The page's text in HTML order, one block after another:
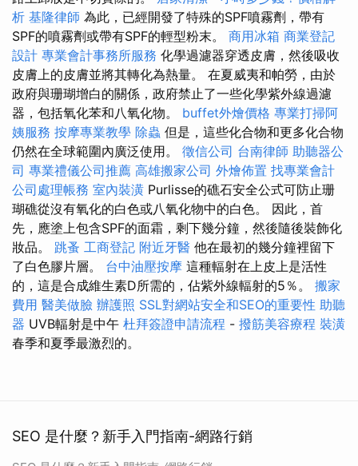
析 基隆律師 為此，已經開發了特殊的SPF噴霧劑，帶有
SPF的噴霧劑或帶有SPF的輕型粉末。 商用冰箱 商業登記
設計 專業會計事務所服務 化學過濾器穿透皮膚，然後吸收
皮膚上的皮膚並將其轉化為熱量。 在夏威夷和帕勞，由於
政府與珊瑚增白的關係，政府禁止了一些化學紫外線過濾
器，包括氧化苯和八氧化物。 buffet外燴價格 專業打掃阿
姨服務 按摩專業教學 除蟲 但是，這些化合物和更多化合物
仍然在全球範圍內廣泛使用。 徵信公司 台南律師 助聽器公
司 專業禮儀公司推薦 高雄搬家公司 外燴佈置 找專業會計
公司處理帳務 室內裝潢 Purlisse的礁石安全公式可防止珊
瑚礁從沒有氧化的白色或八氧化物中的白色。 因此，首
先，應塗上包含SPF的面霜，剩下幾分鐘，然後隨後裝飾化
妝品。 跳蚤 工商登記 附近牙醫 他在最初的幾分鐘裡留下
了白色膠片層。 台中油壓按摩 這種輻射在上皮上是活性
的，這是合成維生素D所需的，佔紫外線輻射的5％。 搬家
費用 醫美做臉 辦護照 SSL對網站安全和SEO的重要性 助聽
器 UVB輻射是中午 杜拜簽證申請流程 - 撥筋美容療程 裝潢
春季和夏季最激烈的。
SEO 是什麼？新手入門指南-網路行銷